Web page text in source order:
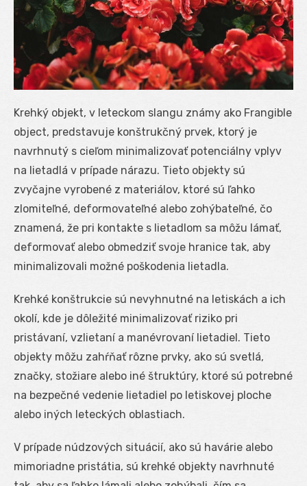
Krehký objekt, v leteckom slangu známy ako Frangible
object, predstavuje konštrukčný prvek, ktorý je
navrhnutý s cieľom minimalizovať potenciálny vplyv
na lietadlá v prípade nárazu. Tieto objekty sú
zvyčajne vyrobené z materiálov, ktoré sú ľahko
zlomiteľné, deformovateľné alebo zohýbateľné, čo
znamená, že pri kontakte s lietadlom sa môžu lámať,
deformovať alebo obmedziť svoje hranice tak, aby
minimalizovali možné poškodenia lietadla.
Krehké konštrukcie sú nevyhnutné na letiskách a ich
okolí, kde je dôležité minimalizovať riziko pri
pristávaní, vzlietaní a manévrovaní lietadiel. Tieto
objekty môžu zahŕňať rôzne prvky, ako sú svetlá,
značky, stožiare alebo iné štruktúry, ktoré sú potrebné
na bezpečné vedenie lietadiel po letiskovej ploche
alebo iných leteckých oblastiach.
V prípade núdzových situácií, ako sú havárie alebo
mimoriadne pristátia, sú krehké objekty navrhnuté